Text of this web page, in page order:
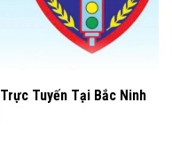
Tuyến Tại Bắc Ninh